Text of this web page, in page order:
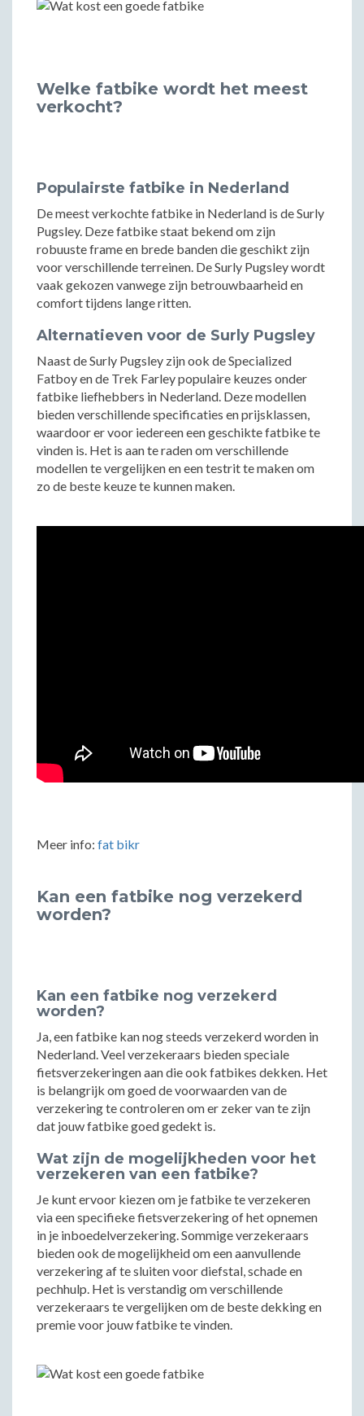
Welke fatbike wordt het meest
verkocht?
Populairste fatbike in Nederland
De meest verkochte fatbike in Nederland is de Surly
Pugsley. Deze fatbike staat bekend om zijn
robuuste frame en brede banden die geschikt zijn
voor verschillende terreinen. De Surly Pugsley wordt
vaak gekozen vanwege zijn betrouwbaarheid en
comfort tijdens lange ritten.
Alternatieven voor de Surly Pugsley
Naast de Surly Pugsley zijn ook de Specialized
Fatboy en de Trek Farley populaire keuzes onder
fatbike liefhebbers in Nederland. Deze modellen
bieden verschillende specificaties en prijsklassen,
waardoor er voor iedereen een geschikte fatbike te
vinden is. Het is aan te raden om verschillende
modellen te vergelijken en een testrit te maken om
zo de beste keuze te kunnen maken.
Meer info: fat bikr
Kan een fatbike nog verzekerd
worden?
Kan een fatbike nog verzekerd
worden?
Ja, een fatbike kan nog steeds verzekerd worden in
Nederland. Veel verzekeraars bieden speciale
fietsverzekeringen aan die ook fatbikes dekken. Het
is belangrijk om goed de voorwaarden van de
verzekering te controleren om er zeker van te zijn
dat jouw fatbike goed gedekt is.
Wat zijn de mogelijkheden voor het
verzekeren van een fatbike?
Je kunt ervoor kiezen om je fatbike te verzekeren
via een specifieke fietsverzekering of het opnemen
in je inboedelverzekering. Sommige verzekeraars
bieden ook de mogelijkheid om een aanvullende
verzekering af te sluiten voor diefstal, schade en
pechhulp. Het is verstandig om verschillende
verzekeraars te vergelijken om de beste dekking en
premie voor jouw fatbike te vinden.